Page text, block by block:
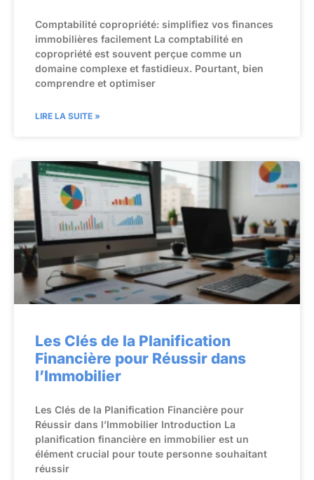
Comptabilité copropriété: simplifiez vos finances
immobilières facilement La comptabilité en
copropriété est souvent perçue comme un
domaine complexe et fastidieux. Pourtant, bien
comprendre et optimiser
LIRE LA SUITE »
Les Clés de la Planification
Financière pour Réussir dans
l’Immobilier
Les Clés de la Planification Financière pour
Réussir dans l’Immobilier Introduction La
planification financière en immobilier est un
élément crucial pour toute personne souhaitant
réussir